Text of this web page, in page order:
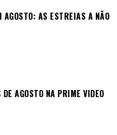
AS ESTREIAS A NÃO
AGOSTO NA PRIME VIDEO